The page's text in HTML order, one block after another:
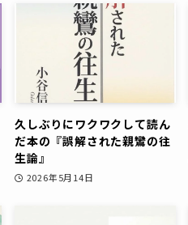
久しぶりにワクワクして読ん
だ本の『誤解された親鸞の往
生論』
2026年5月14日